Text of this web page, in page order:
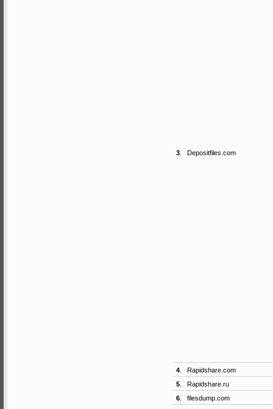
3 Depositfiles.com
4
Rapidshare.com
5
Rapidshare.ru
6
filesdump.com